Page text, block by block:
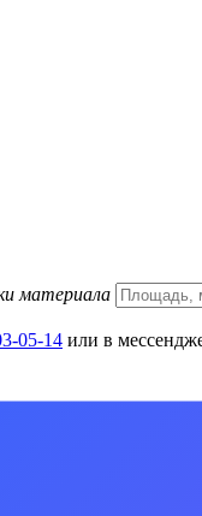
материала
05-14 или в